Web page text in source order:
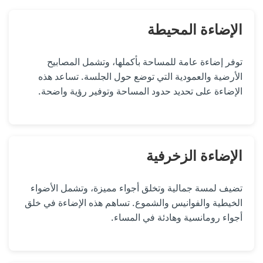
الإضاءة المحيطة
توفر إضاءة عامة للمساحة بأكملها، وتشمل المصابيح
الأرضية والعمودية التي توضع حول الجلسة. تساعد هذه
الإضاءة على تحديد حدود المساحة وتوفير رؤية واضحة.
الإضاءة الزخرفية
تضيف لمسة جمالية وتخلق أجواء مميزة، وتشمل الأضواء
الخيطية والفوانيس والشموع. تساهم هذه الإضاءة في خلق
أجواء رومانسية وهادئة في المساء.